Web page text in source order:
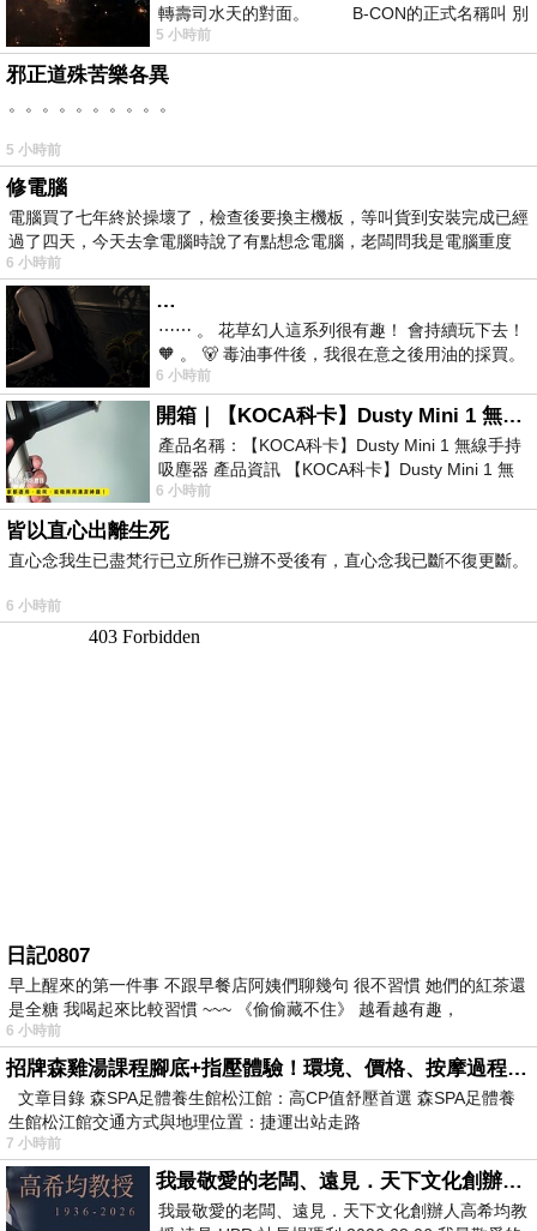
轉壽司水天的對面。 B-CON的正式名稱叫 別
5 小時前
邪正道殊苦樂各異
。。。。。。。。。。
5 小時前
修電腦
電腦買了七年終於操壞了，檢查後要換主機板，等叫貨到安裝完成已經
過了四天，今天去拿電腦時說了有點想念電腦，老闆問我是電腦重度
6 小時前
…
⋯⋯ 。 花草幻人這系列很有趣！ 會持續玩下去！
🧡 。 🐻 毒油事件後，我很在意之後用油的採買。
前天購買了我之前就很愛
6 小時前
開箱｜【KOCA科卡】Dusty Mini 1 無線手持吸塵器
產品名稱：【KOCA科卡】Dusty Mini 1 無線手持
吸塵器 產品資訊 【KOCA科卡】Dusty Mini 1 無
線手持吸塵器評語： 能吸、能吹兼具兩
6 小時前
皆以直心出離生死
直心念我生已盡梵行已立所作已辦不受後有，直心念我已斷不復更斷。
6 小時前
日記0807
早上醒來的第一件事 不跟早餐店阿姨們聊幾句 很不習慣 她們的紅茶還
是全糖 我喝起來比較習慣 ~~~ 《偷偷藏不住》 越看越有趣，
6 小時前
招牌森雞湯課程腳底+指壓體驗！環境、價格、按摩過程全紀錄，森SPA足體養生館松江館最新價格表
文章目錄 森SPA足體養生館松江館：高CP值舒壓首選 森SPA足體養
生館松江館交通方式與地理位置：捷運出站走路
7 小時前
我最敬愛的老闆、遠見．天下文化創辦人高希均教授
我最敬愛的老闆、遠見．天下文化創辦人高希均教